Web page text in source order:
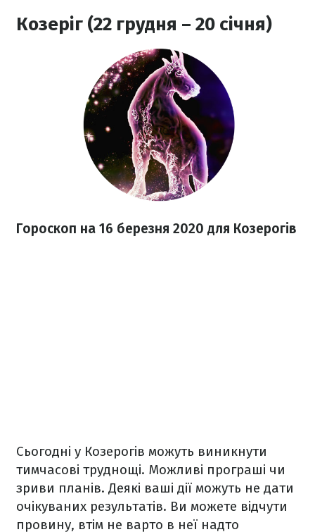
Козеріг (22 грудня – 20 січня)
Гороскоп на 16 березня 2020 для Козерогів
Сьогодні у Козерогів можуть виникнути
тимчасові труднощі. Можливі програші чи
зриви планів. Деякі ваші дії можуть не дати
очікуваних результатів. Ви можете відчути
провину, втім не варто в неї надто